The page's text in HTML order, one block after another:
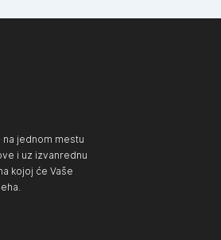
jednom mestu
i uz izvanrednu
kojoj će Vaše